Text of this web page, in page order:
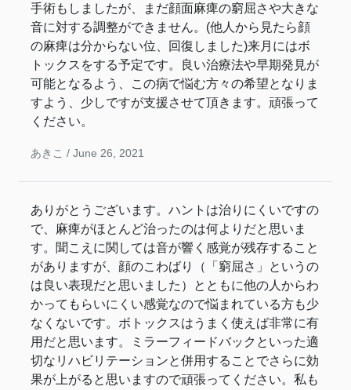
手術もしましたが、まだ顔面麻痺の窮屈さや大きな
音に対する調整ができません。(他人から見たら顔
の麻痺は分からない位、回復しました)来月にはボ
トックスをする予定です。良い治療法や早期発見が
可能となるよう、この病で悩む方々の希望となりま
すよう、少しですが支援させて頂きます。頑張って
ください。
あきこ / June 26, 2021
ありがとうございます。ハントは治りにくいですの
で、麻痺がほとんど治ったのは何よりだと思いま
す。聞こえに関しては音が響く感覚が残存すること
がありますが、顔のこわばり（「窮屈さ」というの
は良い表現だと思いました）とともに他の人からわ
かってもらいにくい感覚なので悩まれている方も少
なくないです。ボトックスはうまく使えば非常に有
用だと思います。ミラーフィードバックといった適
切なリハビリテーションと併用することでさらに効
果が上がると思いますので頑張ってください。私も